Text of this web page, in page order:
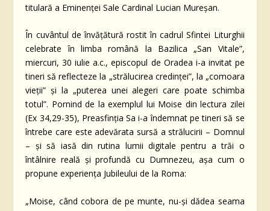
titulară a Eminenței Sale Cardinal Lucian Mureșan.
În cuvântul de învățătură rostit în cadrul Sfintei Liturghii
celebrate în limba română la Bazilica „San Vitale”,
miercuri, 30 iulie a.c., episcopul de Oradea i-a invitat pe
tineri să reflecteze la „strălucirea credinței”, la „comoara
vieții” și la „puterea unei alegeri care poate schimba
totul”. Pornind de la exemplul lui Moise din lectura zilei
(Ex 34,29-35), Preasfinția Sa i-a îndemnat pe tineri să se
întrebe care este adevărata sursă a strălucirii – Domnul
– și să iasă din rutina lumii digitale pentru a trăi o
întâlnire reală și profundă cu Dumnezeu, așa cum o
propune experiența Jubileului de la Roma:
„Moise, când cobora de pe munte, nu-și dădea seama